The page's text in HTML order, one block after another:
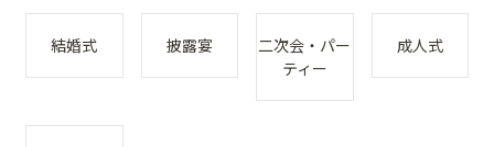
結婚式 披露宴
二次会・パー
ティー
成人式